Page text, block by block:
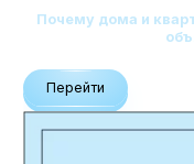
Почему дома и
Перейти